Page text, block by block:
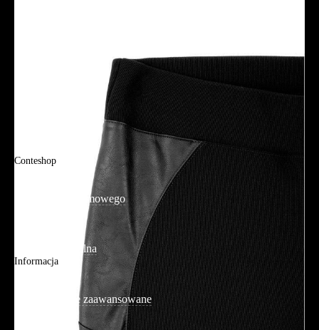
Conteshop
Adres sklepu firmowego
Aplikacja mobilna
Informacja
Wyszukiwanie zaawansowane